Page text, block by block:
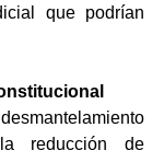
que podrían
reducción de